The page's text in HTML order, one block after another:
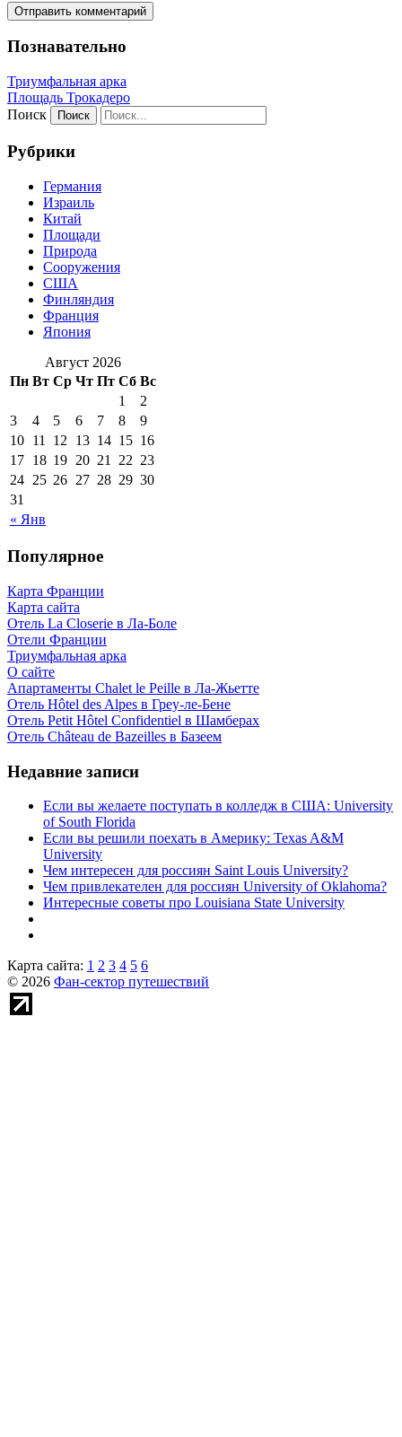
Познавательно
Триумфальная арка
Площадь Трокадеро
Поиск
Рубрики
Германия
Израиль
Китай
Площади
Природа
Сооружения
США
Финляндия
Франция
Япония
Август 2026
Пн Вт Ср Чт Пт Сб Вс
« Янв
1
2
3
4 5 6 7 8
9
10 11 12 13 14 15 16
17 18 19 20 21 22 23
24 25 26 27 28 29 30
31
Популярное
Карта Франции
Карта сайта
Отель La Closerie в Ла-Боле
Отели Франции
Триумфальная арка
О сайте
Апартаменты Chalet le Peille в Ла-Жьетте
Отель Hôtel des Alpes в Греу-ле-Бене
Отель Petit Hôtel Confidentiel в Шамберах
Отель Château de Bazeilles в Базеем
Недавние записи
Если вы желаете поступать в колледж в США: University
of South Florida
Если вы решили поехать в Америку: Texas A&M
University
Чем интересен для россиян Saint Louis University?
Чем привлекателен для россиян University of Oklahoma?
Интересные советы про Louisiana State University
Карта сайта: 1 2 3 4 5 6
© 2026 Фан-сектор путешествий